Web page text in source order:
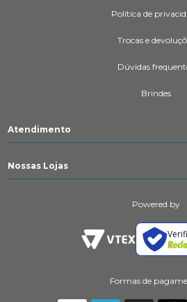
Política de
Trocas e
Dúvidas
Brindes
Atendimento
Nossas Lojas
Powered by
Formas de